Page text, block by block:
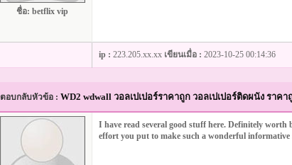
ชื่อ: betflix vip
ip : 223.205.xx.xx เขียนเมื่อ : 2023-10-25 00:14:36
ตอบกลับหัวข้อ : WD2 wdwall วอลเปเปอร์ราคาถูก วอลเปเปอร์ติดผนัง ราค
I have read several good stuff here. Definitely
effort you put to make such a wonderful informative